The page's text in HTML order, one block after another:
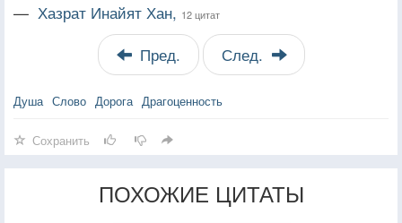
— Хазрат Инайят Хан, 12 цитат
Пред. След.
Душа Слово Дорога Драгоценность
Сохранить
ПОХОЖИЕ ЦИТАТЫ